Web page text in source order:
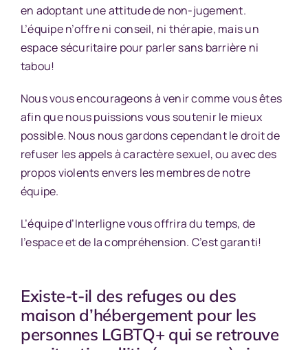
en adoptant une attitude de non-jugement.
L’équipe n’offre ni conseil, ni thérapie, mais un
espace sécuritaire pour parler sans barrière ni
tabou!
Nous vous encourageons à venir comme vous êtes
afin que nous puissions vous soutenir le mieux
possible. Nous nous gardons cependant le droit de
refuser les appels à caractère sexuel, ou avec des
propos violents envers les membres de notre
équipe.
L’équipe d’Interligne vous offrira du temps, de
l’espace et de la compréhension. C’est garanti!
Existe-t-il des refuges ou des
maison d’hébergement pour les
personnes LGBTQ+ qui se retrouve